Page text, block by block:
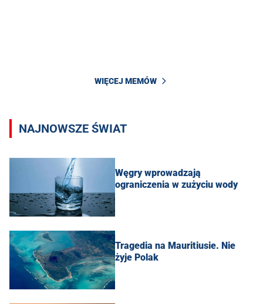
WIĘCEJ MEMÓW
NAJNOWSZE ŚWIAT
Węgry wprowadzają
ograniczenia w zużyciu wody
Tragedia na Mauritiusie. Nie
żyje Polak